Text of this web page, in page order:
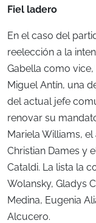
Fiel ladero
En el caso del
reelección a la
Gabella como
Miguel Antín, una
del actual jefe
renovar su
Mariela Williams,
Christian Dames y
Cataldi. La lista la
Wolansky, Gladys
Medina, Eugenia
Alcucero.